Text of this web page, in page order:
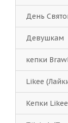
День
Девушкам
кепки
Likee
Кепки